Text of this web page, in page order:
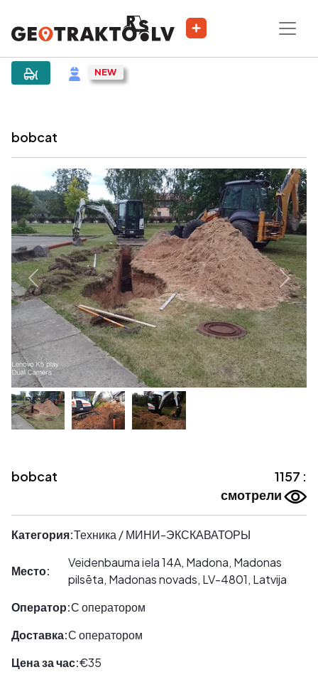
|Объявление
bobcat
bobcat
1157 :
смотрели
Категория:Техника / МИНИ-ЭКСКАВАТОРЫ
Место:
Veidenbauma iela 14A, Madona, Madonas
pilsēta, Madonas novads, LV-4801, Latvija
Оператор:С оператором
Доставка:С оператором
Цена за час:€35